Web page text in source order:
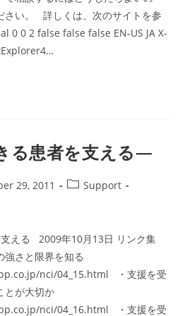
さい。 詳しくは、次のサイトを参
0 0 2 false false false EN-US JA X-
る患者を支える―
29, 2011
PostSupport
える 2009年10月13日 リンク集
強さと限界を知る
nci/04_15.html ・支援を受
とが大切か
nci/04_16.html ・支援を受